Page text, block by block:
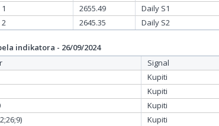
2655.49
Daily S1
2645.35 Daily S2
indikatora - 26/09/2024
Signal
Kupiti
Kupiti
Kupiti
Kupiti